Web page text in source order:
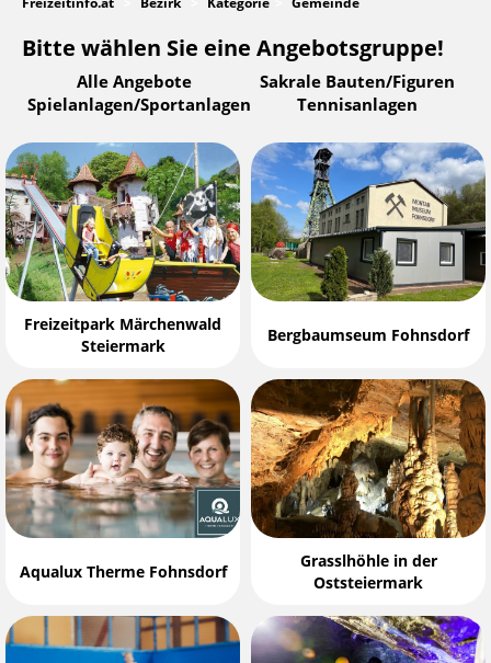
Freizeitinfo.at Bezirk Kategorie Gemeinde
Bitte wählen Sie eine Angebotsgruppe!
Alle Angebote
Sakrale Bauten/Figuren
Spielanlagen/Sportanlagen
Tennisanlagen
Freizeitpark Märchenwald
Steiermark
Bergbaumseum Fohnsdorf
Aqualux Therme Fohnsdorf
Grasslhöhle in der
Oststeiermark